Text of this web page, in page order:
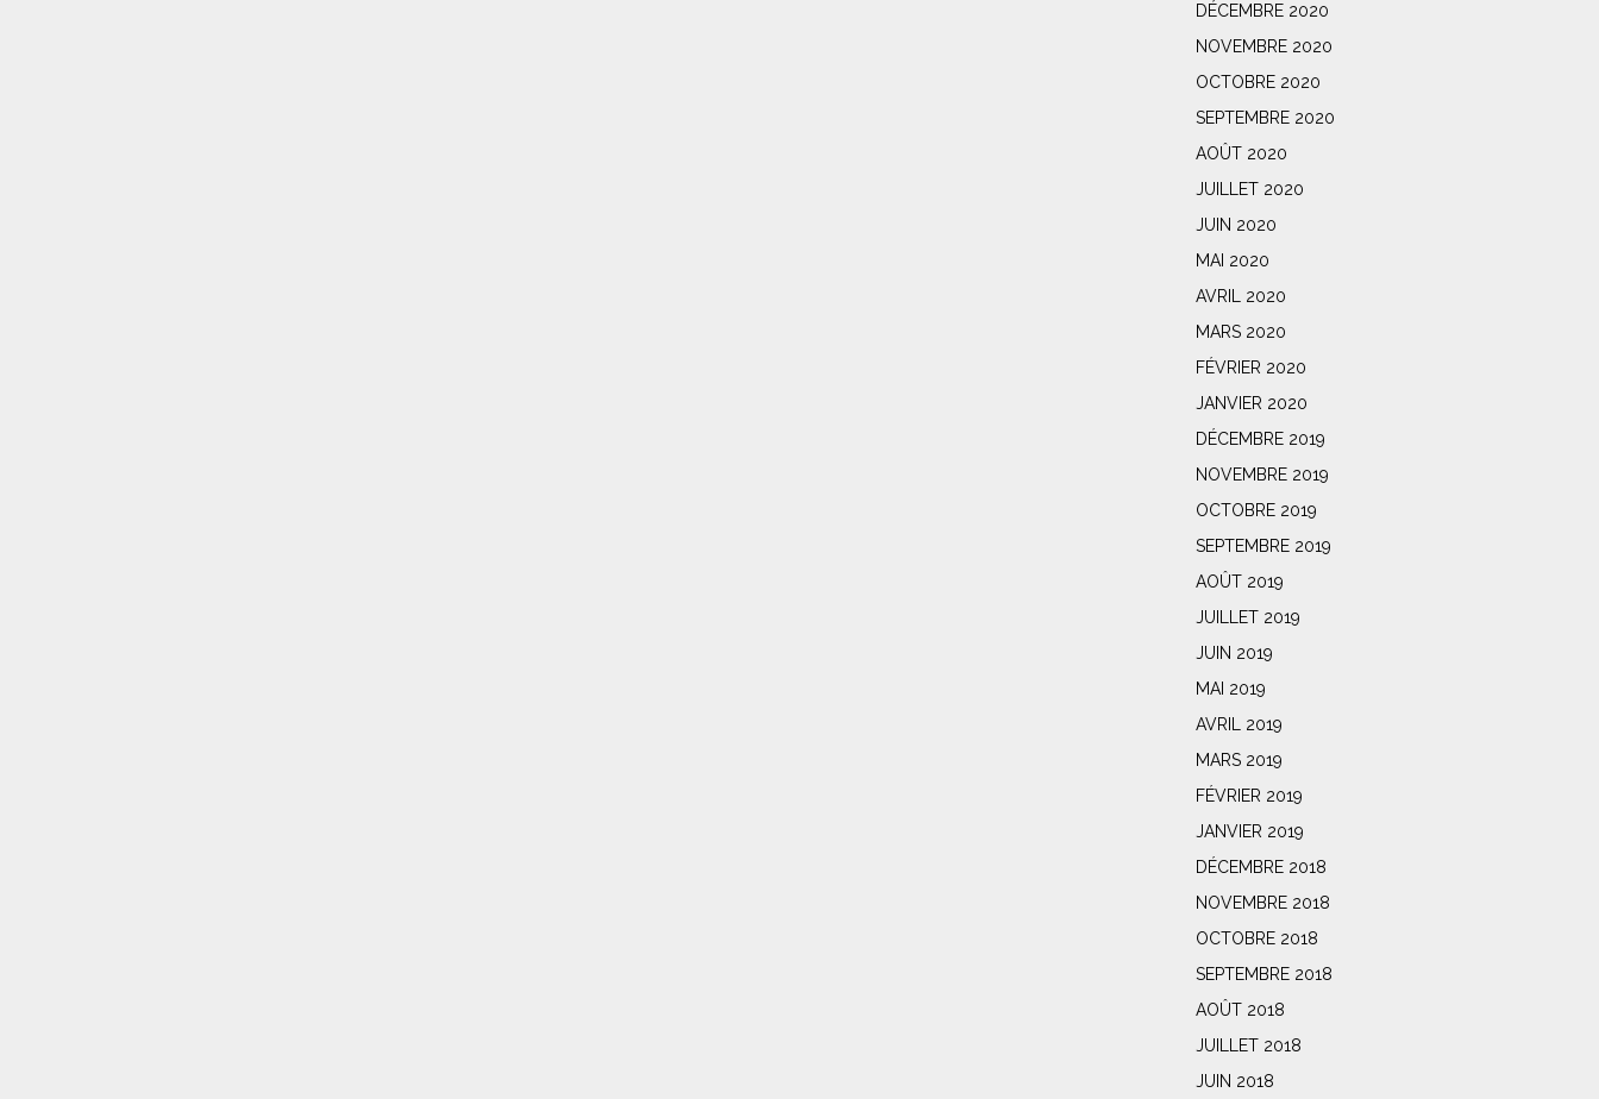
DÉCEMBRE 2020
NOVEMBRE 2020
OCTOBRE 2020
SEPTEMBRE 2020
AOÛT 2020
JUILLET 2020
JUIN 2020
MAI 2020
AVRIL 2020
MARS 2020
FÉVRIER 2020
JANVIER 2020
DÉCEMBRE 2019
NOVEMBRE 2019
OCTOBRE 2019
SEPTEMBRE 2019
AOÛT 2019
JUILLET 2019
JUIN 2019
MAI 2019
AVRIL 2019
MARS 2019
FÉVRIER 2019
JANVIER 2019
DÉCEMBRE 2018
NOVEMBRE 2018
OCTOBRE 2018
SEPTEMBRE 2018
AOÛT 2018
JUILLET 2018
JUIN 2018